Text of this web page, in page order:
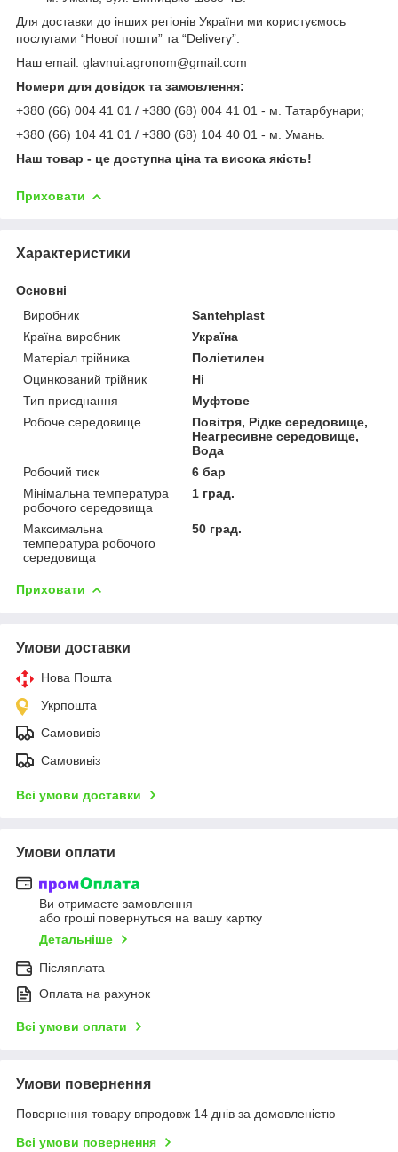
Для доставки до інших регіонів України ми користуємось
послугами “Нової пошти” та “Delivery”.
Наш email: glavnui.agronom@gmail.com
Номери для довідок та замовлення:
+380 (66) 004 41 01 / +380 (68) 004 41 01 - м. Татарбунари;
+380 (66) 104 41 01 / +380 (68) 104 40 01 - м. Умань.
Наш товар - це доступна ціна та висока якість!
Приховати
Характеристики
Основні
Виробник
Santehplast
Країна виробник
Україна
Матеріал трійника
Поліетилен
Оцинкований трійник
Ні
Тип приєднання
Муфтове
Робоче середовище
Повітря, Рідке середовище,
Неагресивне середовище,
Вода
Робочий тиск
6 бар
Мінімальна температура
робочого середовища
1 град.
Максимальна
температура робочого
середовища
50 град.
Приховати
Умови доставки
Нова Пошта
Укрпошта
Самовивіз
Самовивіз
Всі умови доставки
Умови оплати
Ви отримаєте замовлення
або гроші повернуться на вашу картку
Детальніше
Післяплата
Оплата на рахунок
Всі умови оплати
Умови повернення
Повернення товару впродовж 14 днів за домовленістю
Всі умови повернення